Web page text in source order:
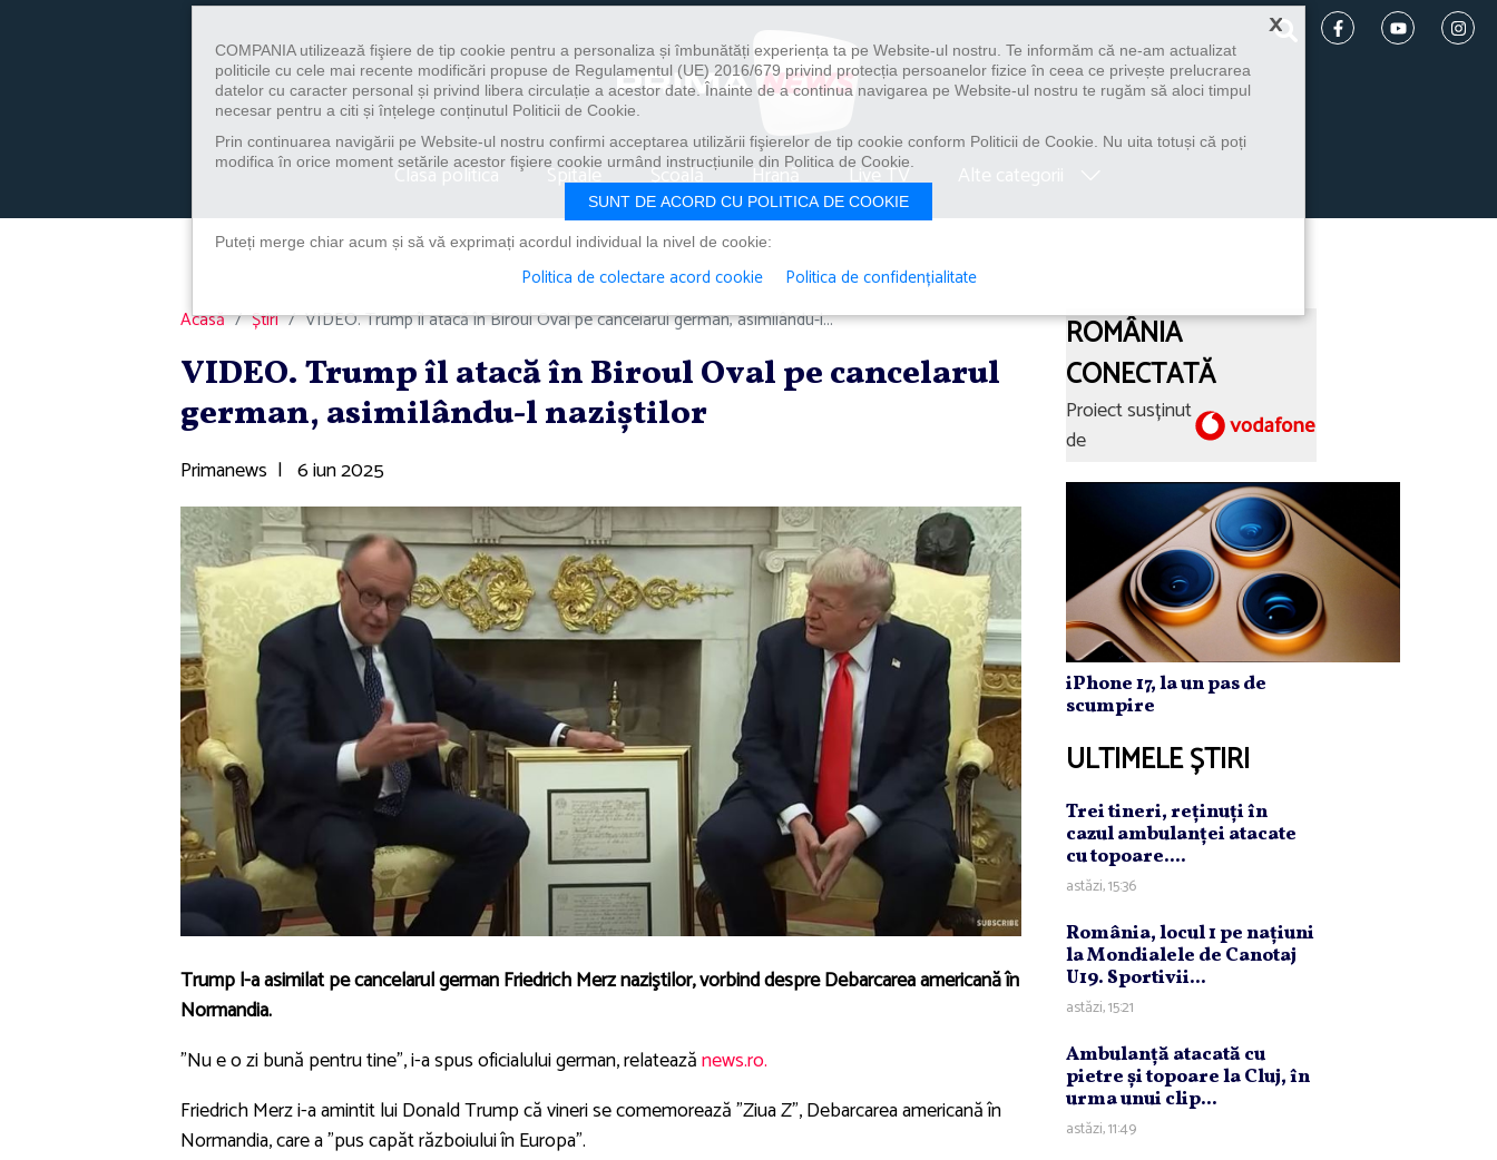
Clasa politica Spitale Școală Hrană Live TV
Acasă Știri VIDEO. Trump îl atacă în Biroul Oval pe cancelarul german, asimilându-l...
VIDEO. Trump îl atacă în Biroul Oval pe cancelarul
german, asimilându-l naziştilor
Primanews | 6 iun 2025
Trump l-a asimilat pe cancelarul german Friedrich Merz naziştilor, vorbind despre Debarcarea americană în
Normandia.
”Nu e o zi bună pentru tine”, i-a spus oficialului german, relateazănews.ro.
Friedrich Merz i-a amintit lui Donald Trump că vineri se comemorează ”Ziua Z”, Debarcarea americană în
Normandia, care a ”pus capăt războiului în Europa”.
ROMÂNIA
CONECTATĂ
Proiect susținut
de
iPhone 17, la un pas de
scumpire
ULTIMELE ȘTIRI
Trei tineri, reţinuţi în
cazul ambulanţei atacate
cu topoare....
astăzi, 15:36
România, locul 1 pe naţiuni
la Mondialele de Canotaj
U19. Sportivii...
astăzi, 15:21
Ambulanţă atacată cu
pietre şi topoare la Cluj, în
urma unui clip...
astăzi, 11:49
×
COMPANIA utilizează fişiere de tip cookie pentru a personaliza și îmbunătăți experiența ta pe Website-ul nostru. Te informăm că ne-am actualizat
politicile cu cele mai recente modificări propuse de Regulamentul (UE) 2016/679 privind protecția persoanelor fizice în ceea ce privește prelucrarea
datelor cu caracter personal și privind libera circulație a acestor date. Înainte de a continua navigarea pe Website-ul nostru te rugăm să aloci timpul
necesar pentru a citi și înțelege conținutul Politicii de Cookie.
Prin continuarea navigării pe Website-ul nostru confirmi acceptarea utilizării fişierelor de tip cookie conform Politicii de Cookie. Nu uita totuși că poți
modifica în orice moment setările acestor fişiere cookie urmând instrucțiunile din Politica de Cookie.
SUNT DE ACORD CU POLITICA DE COOKIE
Puteți merge chiar acum și să vă exprimați acordul individual la nivel de cookie:
Politica de colectare acord cookie Politica de confidențialitate